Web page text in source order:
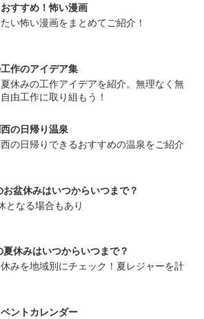
すすめ！怖い漫画
い怖い漫画をまとめてご紹介！
作のアイデア集
休みの工作アイデアを紹介。無理なく無
由工作に取り組もう！
の日帰り温泉
の日帰りできるおすすめの温泉をご紹介
お盆休みはいつからいつまで？
となる場合もあり
夏休みはいつからいつまで？
みを地域別にチェック！夏レジャーを計
ントカレンダー